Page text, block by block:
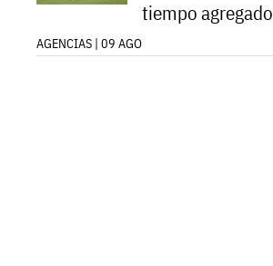
tiempo agregado
AGENCIAS | 09 AGO